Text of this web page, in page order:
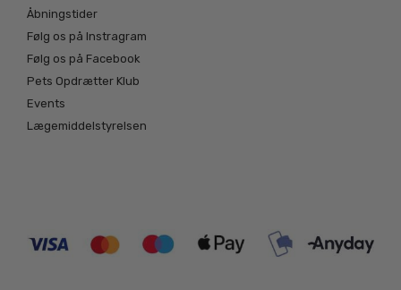
Åbningstider
Følg os på Instragram
Følg os på Facebook
Pets Opdrætter Klub
Events
Lægemiddelstyrelsen